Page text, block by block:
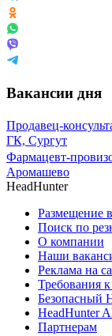
Вакансии дня
Продавец-
ГК, Сургут
Фармацевт-
Аромашево
HeadHunter
Размещение
Поиск по
О компании
Наши
Реклама на
Требования
Безопасный
HeadHunter
Партнерам